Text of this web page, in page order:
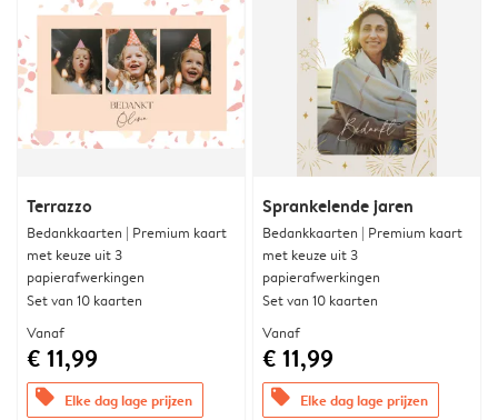
Terrazzo
Bedankkaarten | Premium kaart
met keuze uit 3
papierafwerkingen
Set van 10 kaarten
Vanaf
€ 11,99
offers Elke dag lage prijzen
Sprankelende jaren
Bedankkaarten | Premium kaart
met keuze uit 3
papierafwerkingen
Set van 10 kaarten
Vanaf
€ 11,99
offers Elke dag lage prijzen